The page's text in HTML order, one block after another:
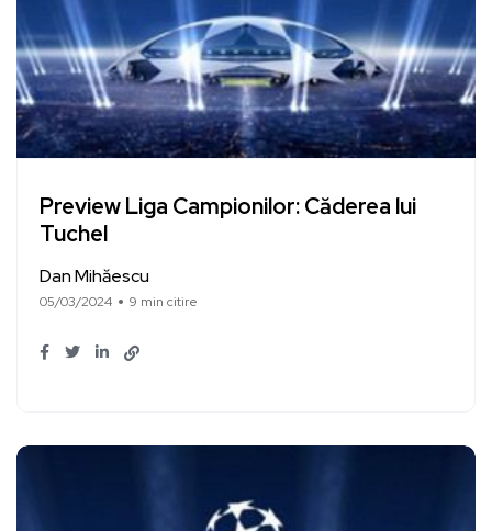
Preview Liga Campionilor: Căderea lui
Tuchel
Dan Mihăescu
05/03/2024 9 min citire